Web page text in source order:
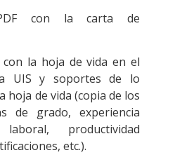
con la carta de
con la hoja de vida en el
UIS y soportes de lo
hoja de vida (copia de los
de grado, experiencia
productividad
etc.).